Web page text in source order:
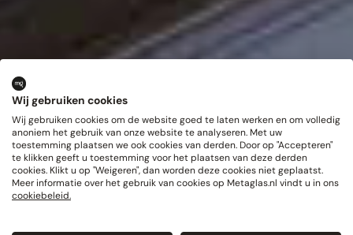
Wij gebruiken cookies
Wij gebruiken cookies om de website goed te laten werken en om volledig
anoniem het gebruik van onze website te analyseren. Met uw
toestemming plaatsen we ook cookies van derden. Door op "Accepteren"
te klikken geeft u toestemming voor het plaatsen van deze derden
cookies. Klikt u op "Weigeren", dan worden deze cookies niet geplaatst.
Meer informatie over het gebruik van cookies op Metaglas.nl vindt u in ons
cookiebeleid.